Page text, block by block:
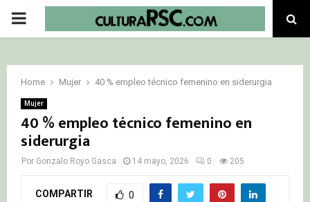
PRIMARY
Home Mujer 40 % empleo técnico femenino en siderurgia
Mujer
40 % empleo técnico femenino en
siderurgia
Por Gonzalo Royo Gasca 14 mayo, 2026 0 205
COMPARTIR 0